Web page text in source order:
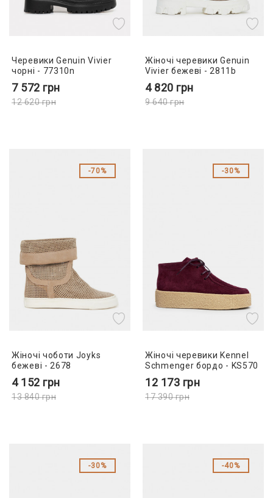
Черевики Genuin Vivier
чорні - 77310n
7 572 грн
12 620грн
Жіночі черевики Genuin
Vivier бежеві - 2811b
4 820 грн
9 640грн
70%
Жіночі чоботи Joyks
бежеві - 2678
4 152 грн
13 840грн
30%
Жіночі черевики Kennel
Schmenger бордо - KS570
12 173 грн
17 390грн
30% 40%